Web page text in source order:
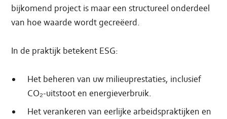
bijkomend project is maar een structureel onderdeel
van hoe waarde wordt gecreëerd.
In de praktijk betekent ESG:
Het beheren van uw milieuprestaties, inclusief
CO₂-uitstoot en energieverbruik.
Het verankeren van eerlijke arbeidspraktijken en